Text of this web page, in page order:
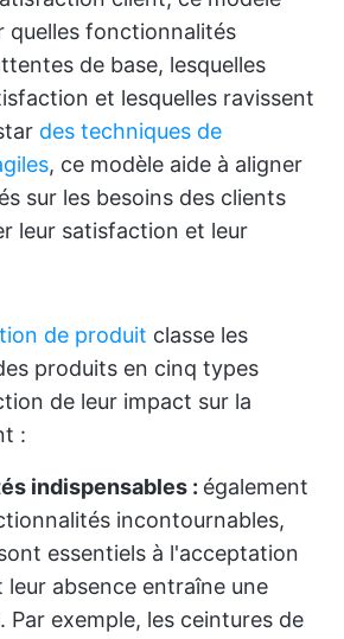
quelles fonctionnalités
de base, lesquelles
et lesquelles ravissent
des techniques de
, ce modèle aide à aligner
sur les besoins des clients
leur satisfaction et leur
de produit classe les
produits en cinq types
de leur impact sur la
:
indispensables : également
incontournables,
essentiels à l'acceptation
leur absence entraîne une
Par exemple, les ceintures de